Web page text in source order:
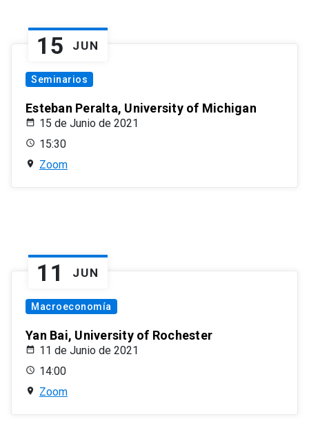
15 JUN
Seminarios
Esteban Peralta, University of Michigan
15 de Junio de 2021
15:30
Zoom
11 JUN
Macroeconomía
Yan Bai, University of Rochester
11 de Junio de 2021
14:00
Zoom